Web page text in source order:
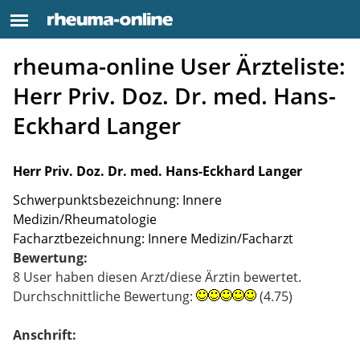
rheuma-online User Ärzteliste:
Herr Priv. Doz. Dr. med. Hans-
Eckhard Langer
Herr Priv. Doz. Dr. med. Hans-Eckhard Langer
Schwerpunktsbezeichnung: Innere
Medizin/Rheumatologie
Facharztbezeichnung: Innere Medizin/Facharzt
Bewertung:
8 User haben diesen Arzt/diese Ärztin bewertet.
Durchschnittliche Bewertung:
(4.75)
Anschrift: